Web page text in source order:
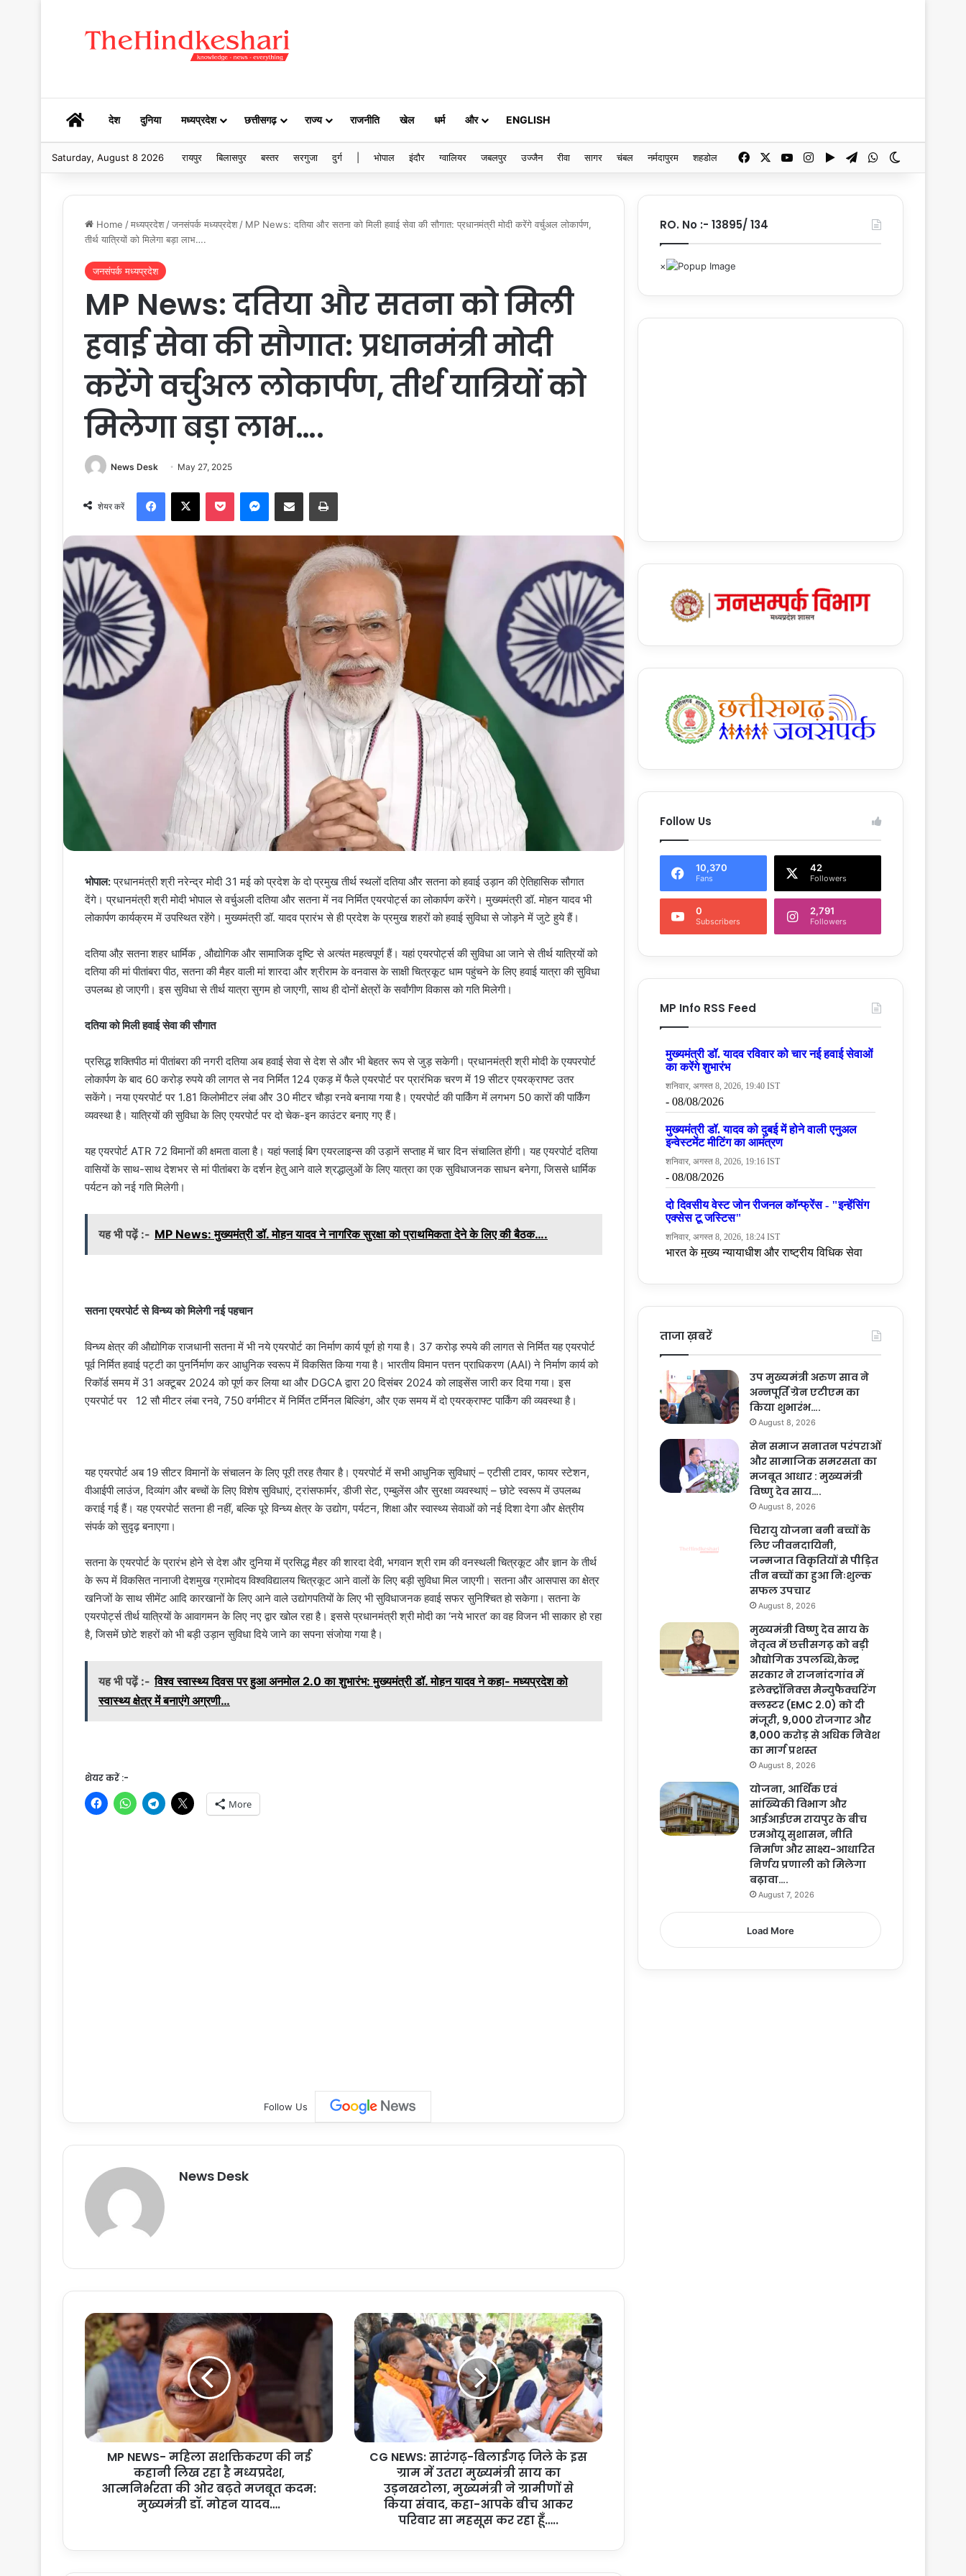
HOMEदेश दुनिया मध्यप्रदेश छत्तीसगढ़ राज्य राजनीति खेल धर्म और ENGLISH
Saturday, August 8 2026 रायपुर बिलासपुर बस्तर सरगुजा दुर्ग भोपाल इंदौर ग्वालियर जबलपुर उज्जैन रीवा सागर चंबल नर्मदापुरम शहडोल Facebook YouTubeInstagram
Google Play
TelegramWhatsApp
Home /मध्यप्रदेश /जनसंपर्क मध्यप्रदेश / MP News: दतिया और सतना को मिली हवाई सेवा की सौगात: प्रधानमंत्री मोदी करेंगे वर्चुअल लोकार्पण,
तीर्थ यात्रियों को मिलेगा बड़ा लाभ….
जनसंपर्क मध्यप्रदेश
MP News: दतिया और सतना को मिली
हवाई सेवा की सौगात: प्रधानमंत्री मोदी
करेंगे वर्चुअल लोकार्पण, तीर्थ यात्रियों को
मिलेगा बड़ा लाभ….
News Desk May 27, 2025
शेयर करें
भोपाल:प्रधानमंत्री श्री नरेन्द्र मोदी 31 मई को प्रदेश के दो प्रमुख तीर्थ स्थलों दतिया और सतना को हवाई उड़ान की ऐतिहासिक सौगात
देंगे। प्रधानमंत्री श्री मोदी भोपाल से वर्चुअली दतिया और सतना में नव निर्मित एयरपोर्ट्स का लोकार्पण करेंगे। मुख्यमंत्री डॉ. मोहन यादव भी
लोकार्पण कार्यक्रम में उपस्थित रहेंगे। मुख्यमंत्री डॉ. यादव प्रारंभ से ही प्रदेश के प्रमुख शहरों को हवाई सुविधा से जोड़ने में जुटे हुये हैं।
दतिया औऱ सतना शहर धार्मिक , औद्योगिक और सामाजिक दृष्टि से अत्यंत महत्वपूर्ण हैं। यहां एयरपोर्ट्स की सुविधा आ जाने से तीर्थ यात्रियों को
दतिया की मां पीतांबरा पीठ, सतना की मैहर वाली मां शारदा और श्रीराम के वनवास के साक्षी चित्रकूट धाम पहुंचने के लिए हवाई यात्रा की सुविधा
उपलब्ध हो जाएगी। इस सुविधा से तीर्थ यात्रा सुगम हो जाएगी, साथ ही दोनों क्षेत्रों के सर्वांगीण विकास को गति मिलेगी।
दतिया को मिली हवाई सेवा की सौगात
प्रसिद्ध शक्तिपीठ मां पीतांबरा की नगरी दतिया अब हवाई सेवा से देश से और भी बेहतर रूप से जुड़ सकेगी। प्रधानमंत्री श्री मोदी के एयपरपोर्ट
लोकार्पण के बाद 60 करोड़ रुपये की लागत से नव निर्मित 124 एकड़ में फैले एयरपोर्ट पर प्रारंभिक चरण में 19 सीटर एयरक्राफ्ट उतर
सकेंगे। नया एयरपोर्ट पर 1.81 किलोमीटर लंबा और 30 मीटर चौड़ा रनवे बनाया गया है। एयरपोर्ट की पार्किंग में लगभग 50 कारों की पार्किंग
व्यवस्था है। यात्रियों की सुविधा के लिए एयरपोर्ट पर दो चेक-इन काउंटर बनाए गए हैं।
यह एयरपोर्ट ATR 72 विमानों की क्षमता वाला है। यहां फ्लाई बिग एयरलाइन्स की उड़ानें सप्ताह में चार दिन संचालित होंगी। यह एयरपोर्ट दतिया
वासियों के साथ-साथ देशभर से मां पीतांबरा के दर्शन हेतु आने वाले श्रद्धालुओं के लिए यात्रा का एक सुविधाजनक साधन बनेगा, जिससे धार्मिक
पर्यटन को नई गति मिलेगी।
यह भी पढ़ें :- MP News: मुख्यमंत्री डॉ. मोहन यादव ने नागरिक सुरक्षा को प्राथमिकता देने के लिए की बैठक….
सतना एयरपोर्ट से विन्ध्य को मिलेगी नई पहचान
विन्ध्य क्षेत्र की औद्योगिक राजधानी सतना में भी नये एयरपोर्ट का निर्माण कार्य पूर्ण हो गया है। 37 करोड़ रुपये की लागत से निर्मित यह एयरपोर्ट
पूर्व निर्मित हवाई पट्टी का पुनर्निर्माण कर आधुनिक स्वरूप में विकसित किया गया है। भारतीय विमान पत्तन प्राधिकरण (AAI) ने निर्माण कार्य को
रिकॉर्ड समय में 31 अक्टूबर 2024 को पूर्ण कर लिया था और DGCA द्वारा 20 दिसंबर 2024 को लाइसेंस जारी कर दिया गया। इस
एयरपोर्ट पर 12 सौ मीटर लंबा रनवे, 750 वर्गमीटर में निर्मित टर्मिनल बिल्डिंग, और एक समय में दो एयरक्राफ्ट पार्किंग की व्यवस्था है।
यह एयरपोर्ट अब 19 सीटर विमानों के संचालन के लिए पूरी तरह तैयार है। एयरपोर्ट में सभी आधुनिक सुविधाएं – एटीसी टावर, फायर स्टेशन,
वीआईपी लाउंज, दिव्यांग और बच्चों के लिए विशेष सुविधाएं, ट्रांसफार्मर, डीजी सेट, एम्बुलेंस और सुरक्षा व्यवस्थाएं – छोटे स्वरूप में उपलब्ध
कराई गई हैं। यह एयरपोर्ट सतना ही नहीं, बल्कि पूरे विन्ध्य क्षेत्र के उद्योग, पर्यटन, शिक्षा और स्वास्थ्य सेवाओं को नई दिशा देगा और क्षेत्रीय
संपर्क को सुदृढ़ बनाएगा।
सतना के एयरपोर्ट के प्रारंभ होने से देश और दुनिया में प्रसिद्ध मैहर की शारदा देवी, भगवान श्री राम की वनस्थली चित्रकूट और ज्ञान के तीर्थ
के रूप में विकसित नानाजी देशमुख ग्रामोदय विश्वविद्यालय चित्रकूट आने वालों के लिए बड़ी सुविधा मिल जाएगी। सतना और आसपास का क्षेत्र
खनिजों के साथ सीमेंट आदि कारखानों के लिए आने वाले उद्योगपतियों के लिए भी सुविधाजनक हवाई सफर सुनिश्चित हो सकेगा। सतना के
एयरपोर्ट्स तीर्थ यात्रियों के आवागमन के लिए नए द्वार खोल रहा है। इससे प्रधानमंत्री श्री मोदी का ‘नये भारत’ का वह विजन भी साकार हो रहा
है, जिसमें छोटे शहरों को भी बड़ी उड़ान सुविधा दिये जाने का सपना संजोया गया है।
यह भी पढ़ें :- विश्व स्वास्थ्य दिवस पर हुआ अनमोल 2.0 का शुभारंभ: मुख्यमंत्री डॉ. मोहन यादव ने कहा- मध्यप्रदेश को
स्वास्थ्य क्षेत्र में बनाएंगे अग्रणी…
शेयर करें :-
More
Follow Us
News Desk
M
P
N
E
W
हि
MP NEWS- महिला सशक्तिकरण की नई
कहानी लिख रहा है मध्यप्रदेश,
आत्मनिर्भरता की ओर बढ़ते मजबूत कदम:
मुख्यमंत्री डॉ. मोहन यादव….
C
G
N
E
W
सा
रं
CG NEWS: सारंगढ़-बिलाईगढ़ जिले के इस
ग्राम में उतरा मुख्यमंत्री साय का
उड़नखटोला, मुख्यमंत्री ने ग्रामीणों से
किया संवाद, कहा-आपके बीच आकर
परिवार सा महसूस कर रहा हूँ…..
RO. No :- 13895/ 134
Follow Us
10,370
Fans
42
Followers
0
Subscribers
2,791
Followers
MP Info RSS Feed
ताजा ख़बरें
उप मुख्यमंत्री अरुण साव ने
अन्नपूर्ति ग्रेन एटीएम का
किया शुभारंभ….
August 8, 2026
सेन समाज सनातन परंपराओं
और सामाजिक समरसता का
मजबूत आधार : मुख्यमंत्री
विष्णु देव साय….
August 8, 2026
चिरायु योजना बनी बच्चों के
लिए जीवनदायिनी,
जन्मजात विकृतियों से पीड़ित
तीन बच्चों का हुआ निःशुल्क
सफल उपचार
August 8, 2026
मुख्यमंत्री विष्णु देव साय के
नेतृत्व में छत्तीसगढ़ को बड़ी
औद्योगिक उपलब्धि,केन्द्र
सरकार ने राजनांदगांव में
इलेक्ट्रॉनिक्स मैन्युफैक्चरिंग
क्लस्टर (EMC 2.0) को दी
मंजूरी, 9,000 रोजगार और
₹3,000 करोड़ से अधिक निवेश
का मार्ग प्रशस्त
August 8, 2026
योजना, आर्थिक एवं
सांख्यिकी विभाग और
आईआईएम रायपुर के बीच
एमओयू सुशासन, नीति
निर्माण और साक्ष्य-आधारित
निर्णय प्रणाली को मिलेगा
बढ़ावा….
August 7, 2026
Load More